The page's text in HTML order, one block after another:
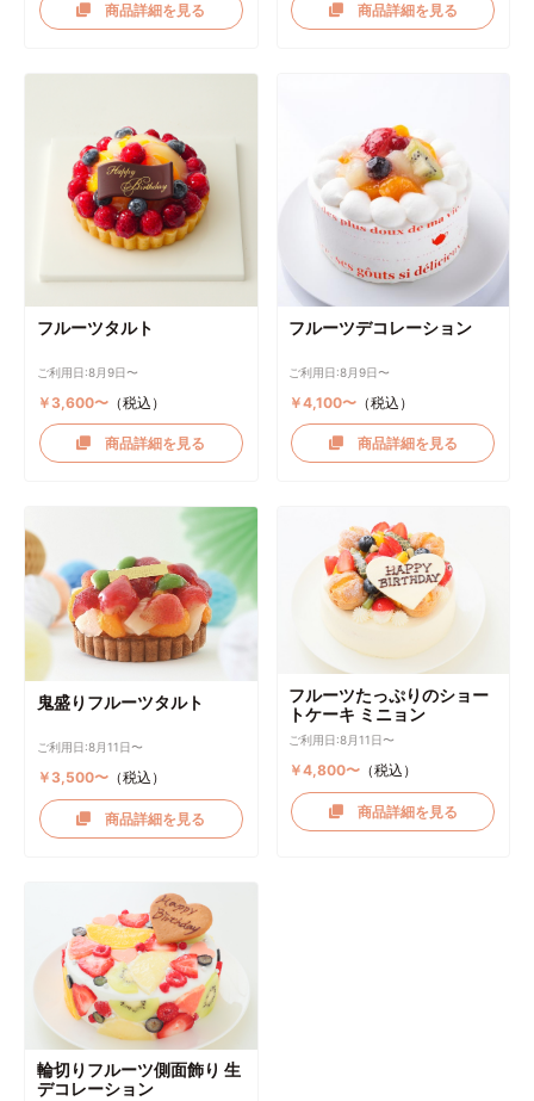
商品詳細を見る 商品詳細を見る
フルーツタルト
ご利用日:8月9日〜
￥3,600〜（税込）
商品詳細を見る
フルーツデコレーション
ご利用日:8月9日〜
￥4,100〜 （税込）
商品詳細を見る
鬼盛りフルーツタルト
ご利用日:8月11日〜
￥3,500〜（税込）
商品詳細を見る
フルーツたっぷりのショー
トケーキ ミニョン
ご利用日:8月11日〜
￥4,800〜 （税込）
商品詳細を見る
輪切りフルーツ側面飾り 生
デコレーション